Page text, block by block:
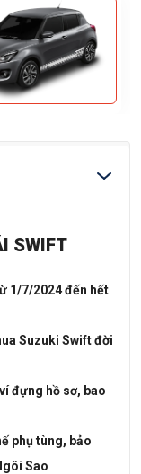
SWIFT
1/7/2024 đến hết
Suzuki Swift đời
đựng hồ sơ, bao
phụ tùng, bảo
Sao